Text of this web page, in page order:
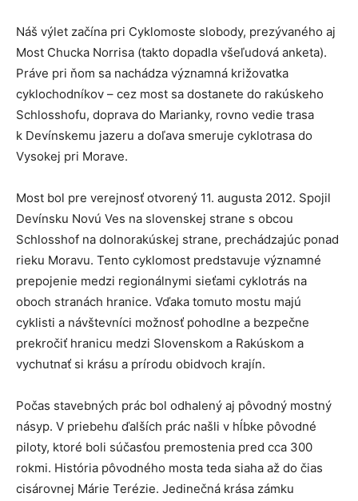
Náš výlet začína pri Cyklomoste slobody, prezývaného aj
Most Chucka Norrisa (takto dopadla všeľudová anketa).
Práve pri ňom sa nachádza významná križovatka
cyklochodníkov – cez most sa dostanete do rakúskeho
Schlosshofu, doprava do Marianky, rovno vedie trasa
k Devínskemu jazeru a doľava smeruje cyklotrasa do
Vysokej pri Morave.
Most bol pre verejnosť otvorený 11. augusta 2012. Spojil
Devínsku Novú Ves na slovenskej strane s obcou
Schlosshof na dolnorakúskej strane, prechádzajúc ponad
rieku Moravu. Tento cyklomost predstavuje významné
prepojenie medzi regionálnymi sieťami cyklotrás na
oboch stranách hranice. Vďaka tomuto mostu majú
cyklisti a návštevníci možnosť pohodlne a bezpečne
prekročiť hranicu medzi Slovenskom a Rakúskom a
vychutnať si krásu a prírodu obidvoch krajín.
Počas stavebných prác bol odhalený aj pôvodný mostný
násyp. V priebehu ďalších prác našli v hĺbke pôvodné
piloty, ktoré boli súčasťou premostenia pred cca 300
rokmi. História pôvodného mosta teda siaha až do čias
cisárovnej Márie Terézie. Jedinečná krása zámku